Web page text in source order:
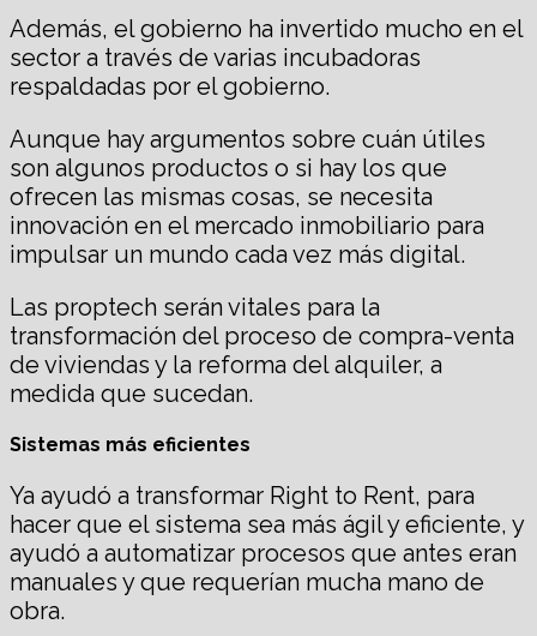
Además, el gobierno ha invertido mucho en el
sector a través de varias incubadoras
respaldadas por el gobierno.
Aunque hay argumentos sobre cuán útiles
son algunos productos o si hay los que
ofrecen las mismas cosas, se necesita
innovación en el mercado inmobiliario para
impulsar un mundo cada vez más digital.
Las proptech serán vitales para la
transformación del proceso de compra-venta
de viviendas y la reforma del alquiler, a
medida que sucedan.
Sistemas más eficientes
Ya ayudó a transformar Right to Rent, para
hacer que el sistema sea más ágil y eficiente, y
ayudó a automatizar procesos que antes eran
manuales y que requerían mucha mano de
obra.